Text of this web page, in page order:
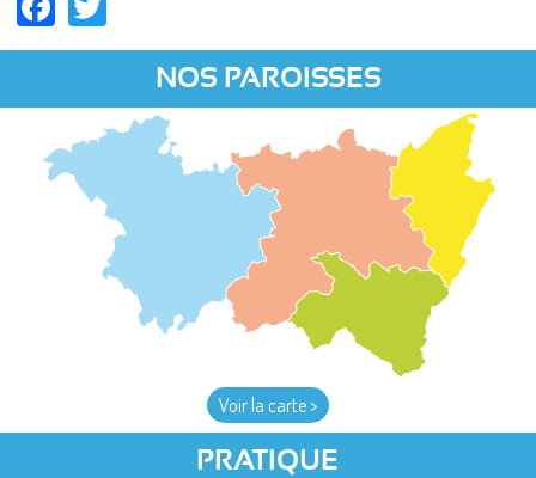
NOS PAROISSES
Voir la carte >
PRATIQUE